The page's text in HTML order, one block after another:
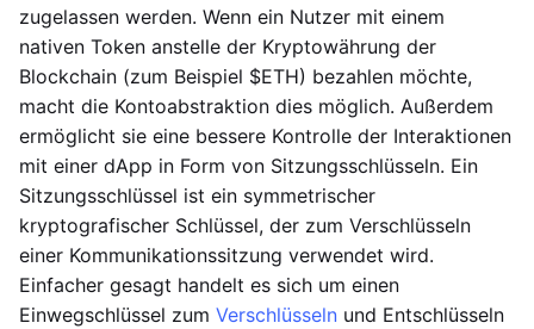
zugelassen werden. Wenn ein Nutzer mit einem
nativen Token anstelle der Kryptowährung der
Blockchain (zum Beispiel $ETH) bezahlen möchte,
macht die Kontoabstraktion dies möglich. Außerdem
ermöglicht sie eine bessere Kontrolle der Interaktionen
mit einer dApp in Form von Sitzungsschlüsseln. Ein
Sitzungsschlüssel ist ein symmetrischer
kryptografischer Schlüssel, der zum Verschlüsseln
einer Kommunikationssitzung verwendet wird.
Einfacher gesagt handelt es sich um einen
Einwegschlüssel zum Verschlüsseln und Entschlüsseln